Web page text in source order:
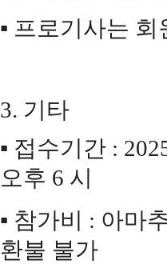
▪ 프로기사는 회
3. 기타
▪ 접수기간 :
오후 6 시
▪ 참가비 : 아마
환불 불가